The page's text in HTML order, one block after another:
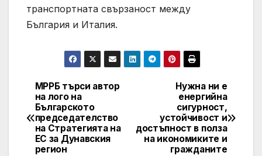
транспортната свързаност между
България и Италия.
Post
navigation
Нужна ни е
енергийна
сигурност,
устойчивост и
достъпност в полза
на икономиките и
гражданите
МРРБ търси автор
на лого на
Българското
председателство
на Стратегията на
ЕС за Дунавския
регион